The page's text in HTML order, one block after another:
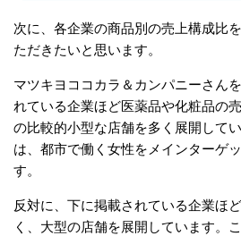
次に、各企業の商品別の売上構成比
ただきたいと思います。
マツキヨココカラ＆カンパニーさん
れている企業ほど医薬品や化粧品の
の比較的小型な店舗を多く展開して
は、都市で働く女性をメインターゲ
す。
反対に、下に掲載されている企業ほ
く、大型の店舗を展開しています。